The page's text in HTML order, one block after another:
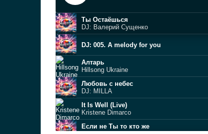
Ты Остаёшься
DJ: Валерий Сущенко
DJ: 005. A melody for you
Алтарь
Hillsong Ukraine
Любовь с небес
DJ: MILLA
It Is Well (Live)
Kristene Dimarco
Если не Ты то кто же